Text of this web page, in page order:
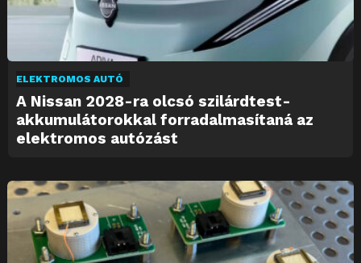
ELEKTROMOS AUTÓ
A Nissan 2028-ra olcsó szilárdtest-
akkumulátorokkal forradalmasítaná az
elektromos autózást